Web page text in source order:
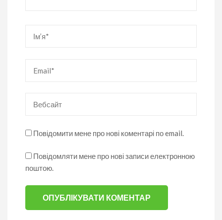
Повідомити мене про нові коментарі по email.
Повідомляти мене про нові записи електронною
поштою.